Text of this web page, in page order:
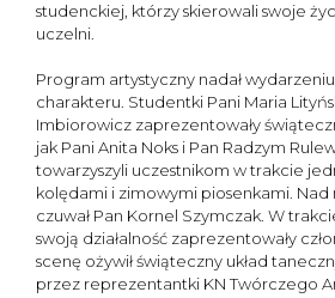
studenckiej, którzy skierowali swoje
uczelni.
Program artystyczny nadał
charakteru. Studentki Pani Maria
Imbiorowicz zaprezentowały
jak Pani Anita Noks i Pan Radzym
towarzyszyli uczestnikom w trakcie
kolędami i zimowymi piosenkami. Nad
czuwał Pan Kornel Szymczak. W
swoją działalność zaprezentowały
scenę ożywił świąteczny układ
przez reprezentantki KN Twórczego